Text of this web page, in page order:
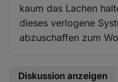
kaum das Lachen
dieses verlogene
abzuschaffen zum
Diskussion anzeigen